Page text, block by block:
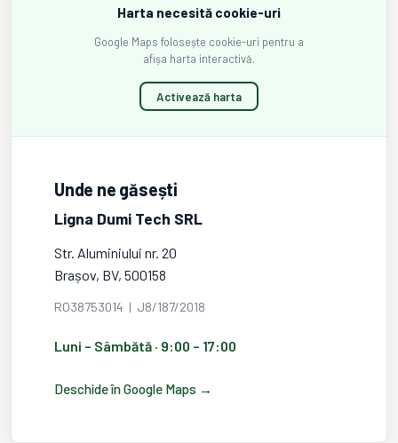
Harta necesită cookie-uri
Google Maps folosește cookie-uri pentru a
afișa harta interactivă.
Activează harta
Unde ne găsești
Ligna Dumi Tech SRL
Str. Aluminiului nr. 20
Brașov, BV, 500158
RO38753014 | J8/187/2018
Luni – Sâmbătă · 9:00 – 17:00
Deschide în Google Maps →